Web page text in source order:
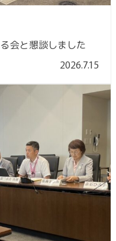
会と懇談しました
2026.7.15